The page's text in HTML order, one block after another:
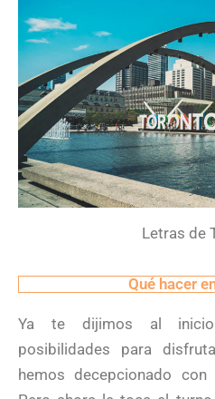
Letras de
Qué hacer
Ya te dijimos al
posibilidades para
hemos decepcionado